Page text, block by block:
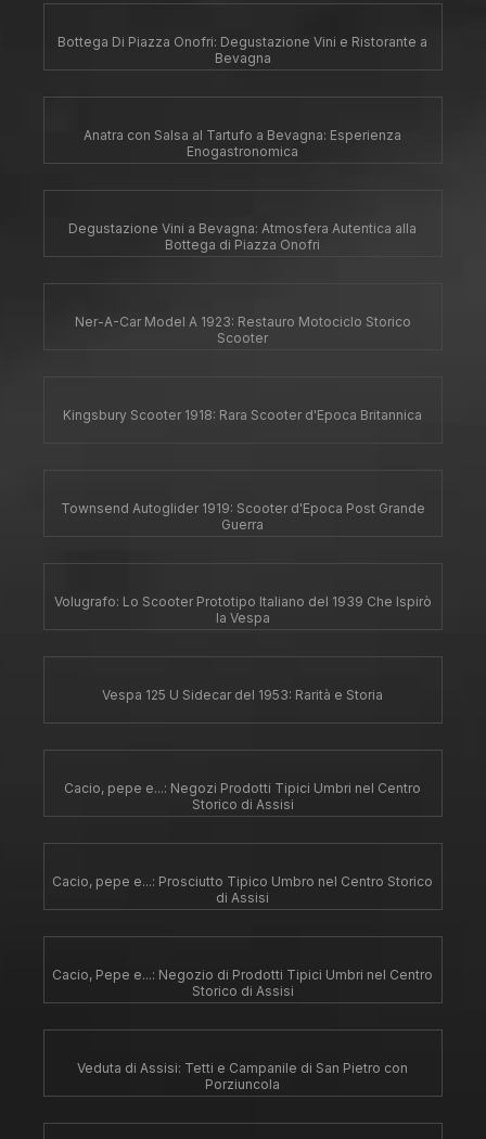
Bottega Di Piazza Onofri: Degustazione Vini e Ristorante a
Bevagna
Anatra con Salsa al Tartufo a Bevagna: Esperienza
Enogastronomica
Degustazione Vini a Bevagna: Atmosfera Autentica alla
Bottega di Piazza Onofri
Ner-A-Car Model A 1923: Restauro Motociclo Storico
Scooter
Kingsbury Scooter 1918: Rara Scooter d'Epoca Britannica
Townsend Autoglider 1919: Scooter d'Epoca Post Grande
Guerra
Volugrafo: Lo Scooter Prototipo Italiano del 1939 Che Ispirò
la Vespa
Vespa 125 U Sidecar del 1953: Rarità e Storia
Cacio, pepe e...: Negozi Prodotti Tipici Umbri nel Centro
Storico di Assisi
Cacio, pepe e...: Prosciutto Tipico Umbro nel Centro Storico
di Assisi
Cacio, Pepe e...: Negozio di Prodotti Tipici Umbri nel Centro
Storico di Assisi
Veduta di Assisi: Tetti e Campanile di San Pietro con
Porziuncola